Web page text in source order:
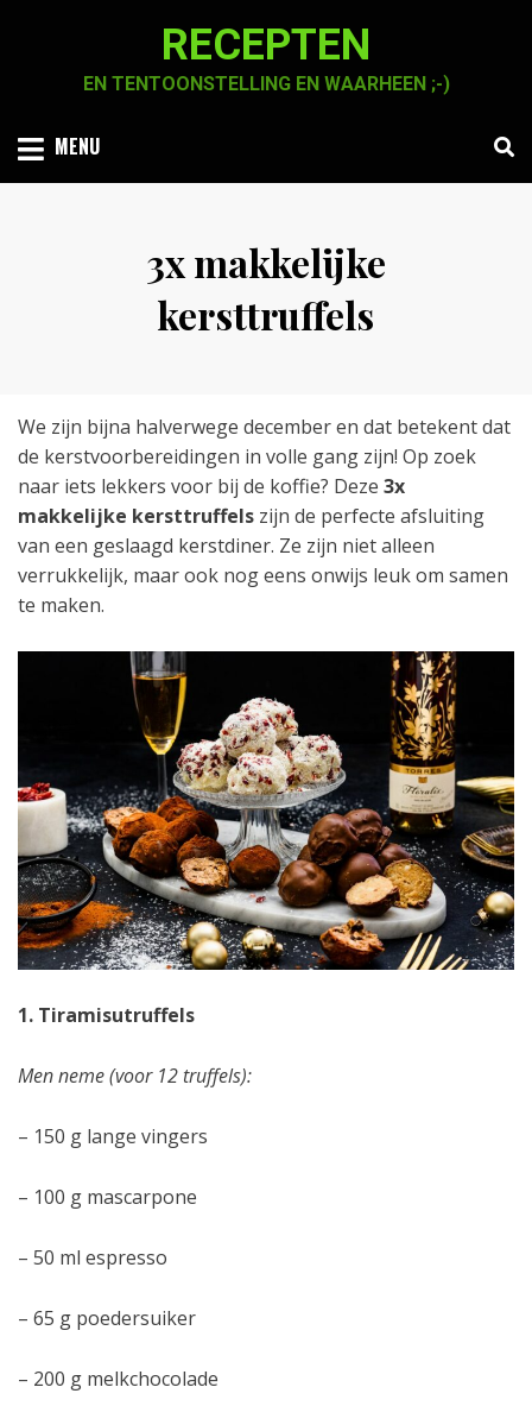
RECEPTEN
EN TENTOONSTELLING EN WAARHEEN ;-)
MENU
3x makkelijke
kersttruffels
We zijn bijna halverwege december en dat betekent dat
de kerstvoorbereidingen in volle gang zijn! Op zoek
naar iets lekkers voor bij de koffie? Deze 3x
makkelijke kersttruffels zijn de perfecte afsluiting
van een geslaagd kerstdiner. Ze zijn niet alleen
verrukkelijk, maar ook nog eens onwijs leuk om samen
te maken.
1. Tiramisutruffels
Men neme (voor 12 truffels):
– 150 g lange vingers
– 100 g mascarpone
– 50 ml espresso
– 65 g poedersuiker
– 200 g melkchocolade